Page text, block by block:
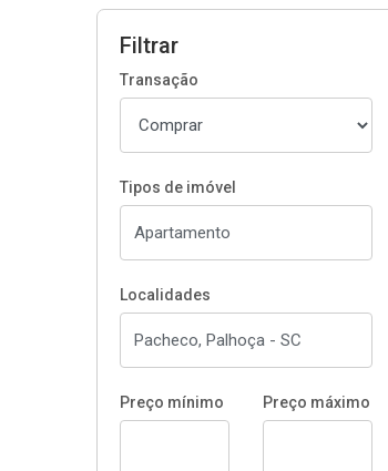
Filtrar
Transação
Tipos de imóvel
Localidades
Preço mínimo Preço máximo